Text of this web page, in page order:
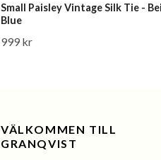
Small Paisley Vintage Silk Tie -
Blue
999 kr
VÄLKOMMEN TILL
GRANQVIST